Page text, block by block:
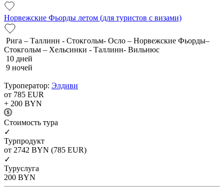
Норвежские Фьорды летом (для туристов с визами)
Рига – Таллинн - Стокгольм- Осло – Норвежские Фьорды–
Стокгольм – Хельсинки - Таллинн- Вильнюс
10 дней
9 ночей
Туроператор: Элдиви
от 785 EUR
+ 200 BYN
Cтоимость тура
✓
Турпродукт
от 2742 BYN (785 EUR)
✓
Туруслуга
200 BYN